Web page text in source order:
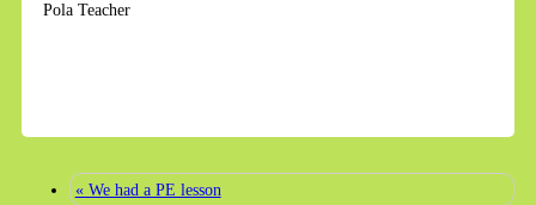
Pola Teacher
« We had a PE lesson